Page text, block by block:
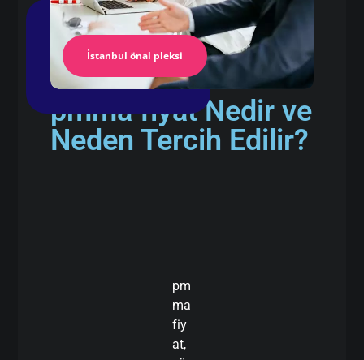
İstanbul önal pleksi
pmma fiyat Nedir ve
Neden Tercih Edilir?
pm
ma
fiy
at,